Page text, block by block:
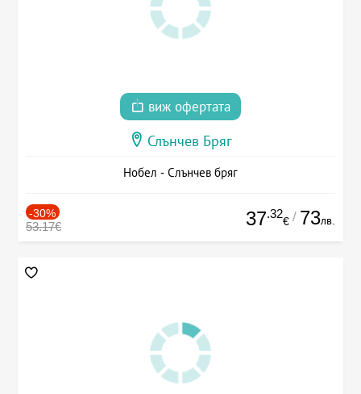
виж офертата
Слънчев Бряг
Нобел - Слънчев бряг
-30%
53.17€ 37.32
€ / 73лв.